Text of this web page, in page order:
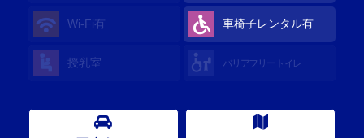
Wi-Fi有 車椅子レンタル有
授乳室 バリアフリートイレ